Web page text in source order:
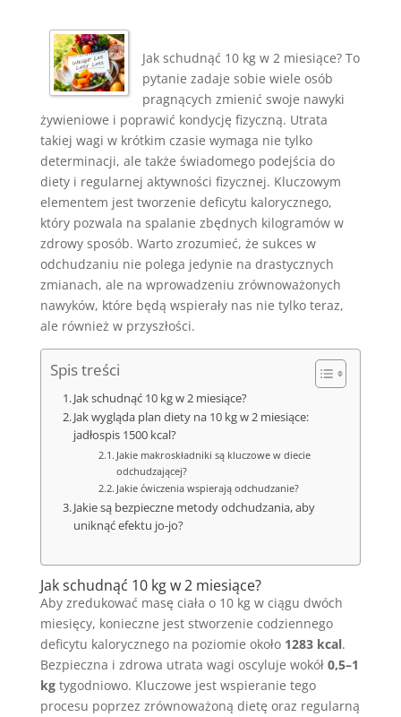
Jak schudnąć 10 kg w 2 miesiące? To
pytanie zadaje sobie wiele osób
pragnących zmienić swoje nawyki
żywieniowe i poprawić kondycję fizyczną. Utrata
takiej wagi w krótkim czasie wymaga nie tylko
determinacji, ale także świadomego podejścia do
diety i regularnej aktywności fizycznej. Kluczowym
elementem jest tworzenie deficytu kalorycznego,
który pozwala na spalanie zbędnych kilogramów w
zdrowy sposób. Warto zrozumieć, że sukces w
odchudzaniu nie polega jedynie na drastycznych
zmianach, ale na wprowadzeniu zrównoważonych
nawyków, które będą wspierały nas nie tylko teraz,
ale również w przyszłości.
Spis treści
Jak schudnąć 10 kg w 2 miesiące?
Jak wygląda plan diety na 10 kg w 2 miesiące:
jadłospis 1500 kcal?
Jakie makroskładniki są kluczowe w diecie
odchudzającej?
Jakie ćwiczenia wspierają odchudzanie?
Jakie są bezpieczne metody odchudzania, aby
uniknąć efektu jo-jo?
Jak schudnąć 10 kg w 2 miesiące?
Aby zredukować masę ciała o 10 kg w ciągu dwóch
miesięcy, konieczne jest stworzenie codziennego
deficytu kalorycznego na poziomie około 1283 kcal.
Bezpieczna i zdrowa utrata wagi oscyluje wokół 0,5–1
kgtygodniowo. Kluczowe jest wspieranie tego
procesu poprzez zrównoważoną dietę oraz regularną